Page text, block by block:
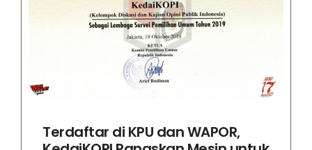
Terdaftar di KPU dan WAPOR,